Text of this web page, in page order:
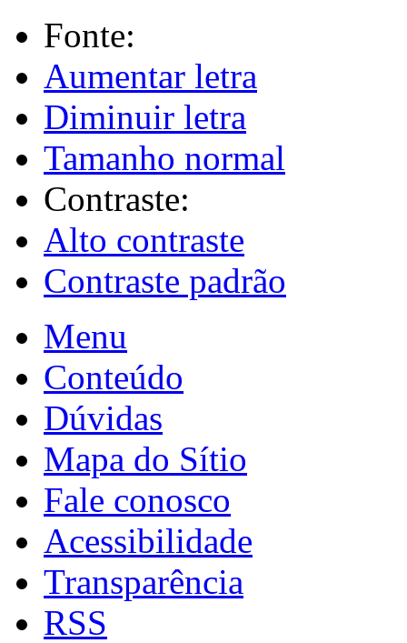
Fonte:
Aumentar letra
Diminuir letra
Tamanho normal
Contraste:
Alto contraste
Contraste padrão
Menu
Conteúdo
Dúvidas
Mapa do Sítio
Fale conosco
Acessibilidade
Transparência
RSS